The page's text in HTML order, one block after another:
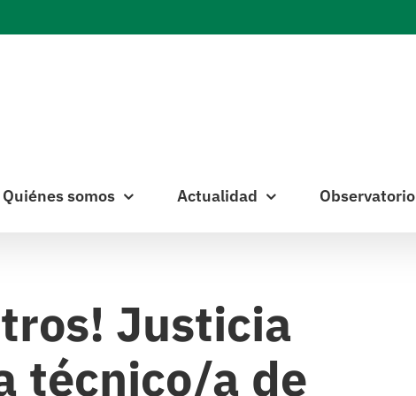
Quiénes somos Actualidad Observatorio
Justicia
técnico/a de